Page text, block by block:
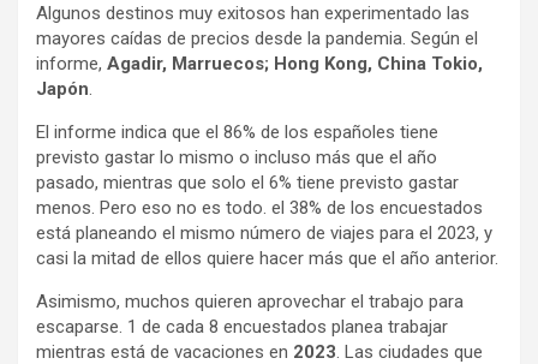
Algunos destinos muy exitosos han experimentado las
mayores caídas de precios desde la pandemia. Según el
informe, Agadir, Marruecos; Hong Kong, China Tokio,
Japón.
El informe indica que el 86% de los españoles tiene
previsto gastar lo mismo o incluso más que el año
pasado, mientras que solo el 6% tiene previsto gastar
menos. Pero eso no es todo. el 38% de los encuestados
está planeando el mismo número de viajes para el 2023, y
casi la mitad de ellos quiere hacer más que el año anterior.
Asimismo, muchos quieren aprovechar el trabajo para
escaparse. 1 de cada 8 encuestados planea trabajar
mientras está de vacaciones en 2023. Las ciudades que